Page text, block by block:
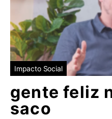
Impacto Social
gente feliz
saco